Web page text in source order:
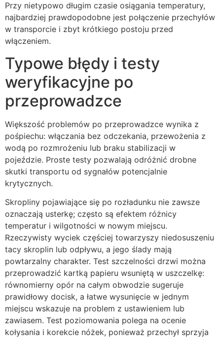
Przy nietypowo długim czasie osiągania temperatury,
najbardziej prawdopodobne jest połączenie przechyłów
w transporcie i zbyt krótkiego postoju przed
włączeniem.
Typowe błędy i testy
weryfikacyjne po
przeprowadzce
Większość problemów po przeprowadzce wynika z
pośpiechu: włączania bez odczekania, przewożenia z
wodą po rozmrożeniu lub braku stabilizacji w
pojeździe. Proste testy pozwalają odróżnić drobne
skutki transportu od sygnałów potencjalnie
krytycznych.
Skropliny pojawiające się po rozładunku nie zawsze
oznaczają usterkę; często są efektem różnicy
temperatur i wilgotności w nowym miejscu.
Rzeczywisty wyciek częściej towarzyszy niedosuszeniu
tacy skroplin lub odpływu, a jego ślady mają
powtarzalny charakter. Test szczelności drzwi można
przeprowadzić kartką papieru wsuniętą w uszczelkę:
równomierny opór na całym obwodzie sugeruje
prawidłowy docisk, a łatwe wysunięcie w jednym
miejscu wskazuje na problem z ustawieniem lub
zawiasem. Test poziomowania polega na ocenie
kołysania i korekcie nóżek, ponieważ przechył sprzyja